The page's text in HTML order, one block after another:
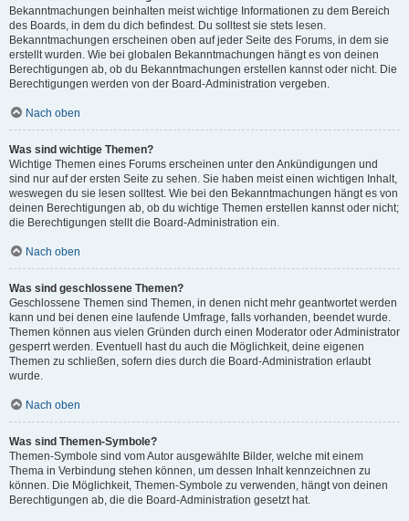
Bekanntmachungen beinhalten meist wichtige Informationen zu dem Bereich
des Boards, in dem du dich befindest. Du solltest sie stets lesen.
Bekanntmachungen erscheinen oben auf jeder Seite des Forums, in dem sie
erstellt wurden. Wie bei globalen Bekanntmachungen hängt es von deinen
Berechtigungen ab, ob du Bekanntmachungen erstellen kannst oder nicht. Die
Berechtigungen werden von der Board-Administration vergeben.
Nach oben
Was sind wichtige Themen?
Wichtige Themen eines Forums erscheinen unter den Ankündigungen und
sind nur auf der ersten Seite zu sehen. Sie haben meist einen wichtigen Inhalt,
weswegen du sie lesen solltest. Wie bei den Bekanntmachungen hängt es von
deinen Berechtigungen ab, ob du wichtige Themen erstellen kannst oder nicht;
die Berechtigungen stellt die Board-Administration ein.
Nach oben
Was sind geschlossene Themen?
Geschlossene Themen sind Themen, in denen nicht mehr geantwortet werden
kann und bei denen eine laufende Umfrage, falls vorhanden, beendet wurde.
Themen können aus vielen Gründen durch einen Moderator oder Administrator
gesperrt werden. Eventuell hast du auch die Möglichkeit, deine eigenen
Themen zu schließen, sofern dies durch die Board-Administration erlaubt
wurde.
Nach oben
Was sind Themen-Symbole?
Themen-Symbole sind vom Autor ausgewählte Bilder, welche mit einem
Thema in Verbindung stehen können, um dessen Inhalt kennzeichnen zu
können. Die Möglichkeit, Themen-Symbole zu verwenden, hängt von deinen
Berechtigungen ab, die die Board-Administration gesetzt hat.